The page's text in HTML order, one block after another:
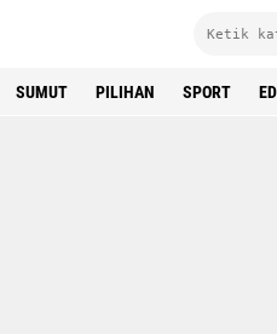
SUMUT PILIHAN SPORT